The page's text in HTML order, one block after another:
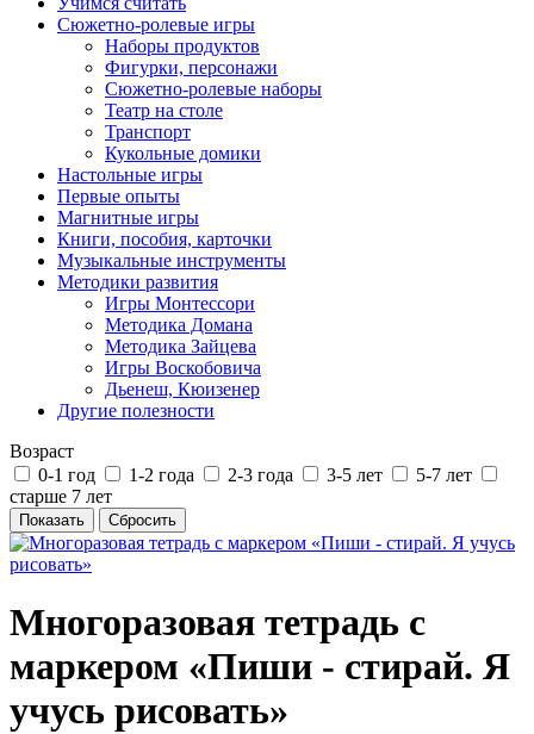
Сюжетно-ролевые игры
Наборы продуктов
Фигурки, персонажи
Сюжетно-ролевые наборы
Театр на столе
Транспорт
Кукольные домики
Настольные игры
Первые опыты
Магнитные игры
Книги, пособия, карточки
Музыкальные инструменты
Методики развития
Игры Монтессори
Методика Домана
Методика Зайцева
Игры Воскобовича
Дьенеш, Кюизенер
Другие полезности
Возраст
0-1 год
1-2 года 2-3 года 3-5 лет
5-7 лет
старше 7 лет
Многоразовая тетрадь с
маркером «Пиши - стирай. Я
учусь рисовать»